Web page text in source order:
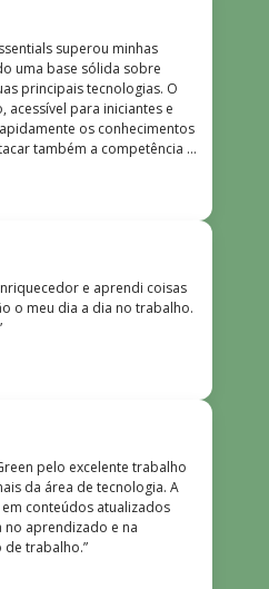
superou minhas
uma base sólida sobre
principais tecnologias. O
para iniciantes e
os conhecimentos
também a competência e
Peterson, que
assunto e soube explicar
o curso para todos
seus conhecimentos em
e aprendi coisas
o meu dia a dia no trabalho.
pelo excelente trabalho
da área de tecnologia. A
conteúdos atualizados
no aprendizado e na
trabalho.”